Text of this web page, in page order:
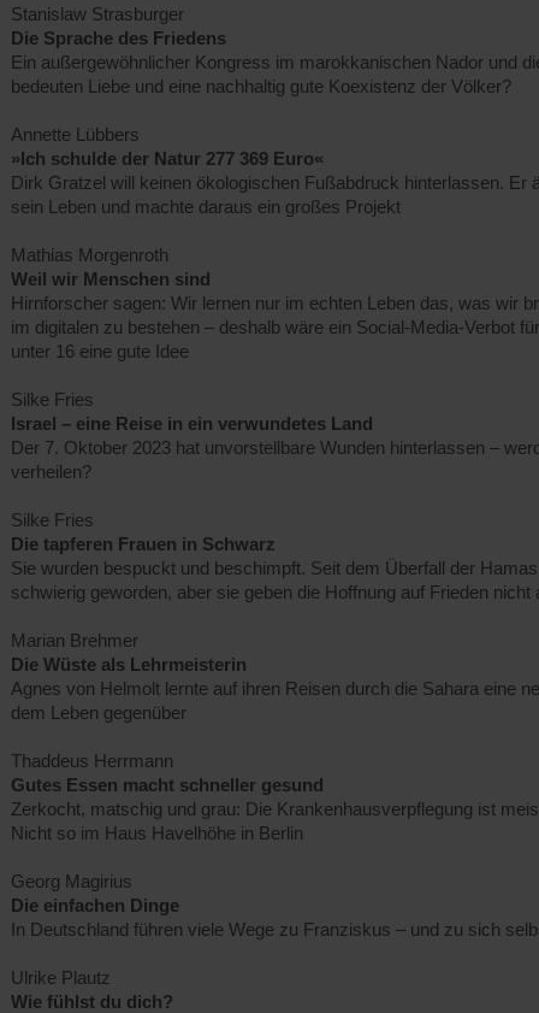
Stanislaw Strasburger
Die Sprache des Friedens
Ein außergewöhnlicher Kongress im marokkanischen Nador und
bedeuten Liebe und eine nachhaltig gute Koexistenz der Völker?
Annette Lübbers
»Ich schulde der Natur 277 369 Euro«
Dirk Gratzel will keinen ökologischen Fußabdruck hinterlassen. Er
sein Leben und machte daraus ein großes Projekt
Mathias Morgenroth
Weil wir Menschen sind
Hirnforscher sagen: Wir lernen nur im echten Leben das, was wir
im digitalen zu bestehen – deshalb wäre ein Social-Media-Verbot
unter 16 eine gute Idee
Silke Fries
Israel – eine Reise in ein verwundetes Land
Der 7. Oktober 2023 hat unvorstellbare Wunden hinterlassen –
verheilen?
Silke Fries
Die tapferen Frauen in Schwarz
Sie wurden bespuckt und beschimpft. Seit dem Überfall der
schwierig geworden, aber sie geben die Hoffnung auf Frieden nicht
Marian Brehmer
Die Wüste als Lehrmeisterin
Agnes von Helmolt lernte auf ihren Reisen durch die Sahara eine
dem Leben gegenüber
Thaddeus Herrmann
Gutes Essen macht schneller gesund
Zerkocht, matschig und grau: Die Krankenhausverpflegung ist
Nicht so im Haus Havelhöhe in Berlin
Georg Magirius
Die einfachen Dinge
In Deutschland führen viele Wege zu Franziskus – und zu sich
Ulrike Plautz
Wie fühlst du dich?